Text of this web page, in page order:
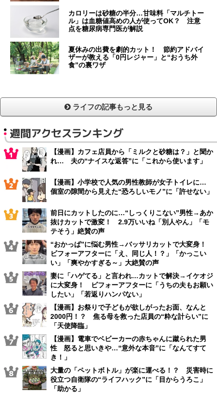
カロリーは砂糖の半分…甘味料「マルチトー
ル」は血糖値高めの人が使ってOK？ 注意
点を糖尿病専門医が解説
夏休みの出費を劇的カット！ 節約アドバイ
ザーが教える「0円レジャー」と“おうち外
食”の裏ワザ
ライフの記事もっと見る
週間アクセスランキング
【漫画】カフェ店員から「ミルクと砂糖は？」と聞か
れ… 夫の“ナイスな返答”に「これから使います」
【漫画】小学校で人気の男性教師が女子トイレに…
個室の隙間から見えた“恐ろしいモノ”に「許せない」
前日にカットしたのに…“しっくりこない”男性→あか
抜けカットで激変！ 2.9万いいね「別人やん」「モ
テそう」絶賛の声
“おかっぱ”に悩む男性→バッサリカットで大変身！
ビフォーアフターに「え、同じ人！？」「かっこい
い」「爽やかすぎる～」大絶賛の声
妻に「ハゲてる」と言われ…カットで解決→イケオジ
に大変身！ ビフォーアフターに「うちの夫もお願い
したい」「若返りハンパない」
【漫画】お祭りで子どもが欲しがったお面、なんと
2000円！？ 焦る母を救った店員の“粋な計らい”に
「天使降臨」
【漫画】電車でベビーカーの赤ちゃんに蹴られた男
性 怒ると思いきや…“意外な本音”に「なんてすて
き！」
大量の「ペットボトル」が楽に運べる！？ 災害時に
役立つ自衛隊の“ライフハック”に「目からうろこ」
「助かる」